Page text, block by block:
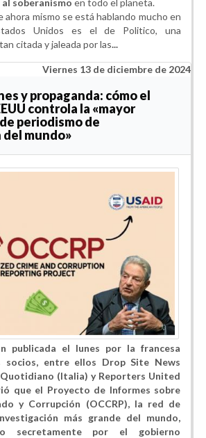
ahora mismo se está hablando mucho en
Unidos es el de Politico, una
citada y jaleada por las...
Viernes 13 de diciembre de 2024
y propaganda: cómo el
controla la «mayor
periodismo de
mundo»
publicada el lunes por la francesa
socios, entre ellos Drop Site News
Quotidiano (Italia) y Reporters United
que el Proyecto de Informes sobre
y Corrupción (OCCRP), la red de
más grande del mundo,
secretamente por el gobierno